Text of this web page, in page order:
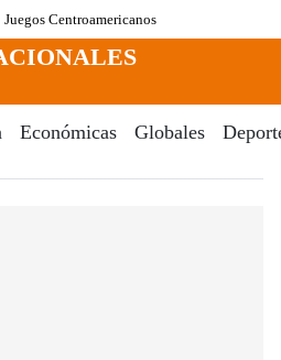
Juegos Centroamericanos
Económicas Globales